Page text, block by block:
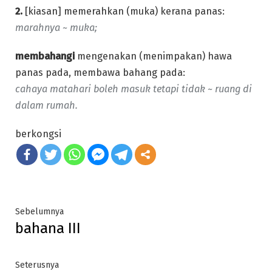
2. [kiasan] memerahkan (muka) kerana panas:
marahnya ~ muka;
membahangi mengenakan (menimpakan) hawa
panas pada, membawa bahang pada:
cahaya matahari boleh masuk tetapi tidak ~ ruang di
dalam rumah.
berkongsi
Post
navigation
SebelumnyaPrevious
post:
bahana III
SeterusnyaNext